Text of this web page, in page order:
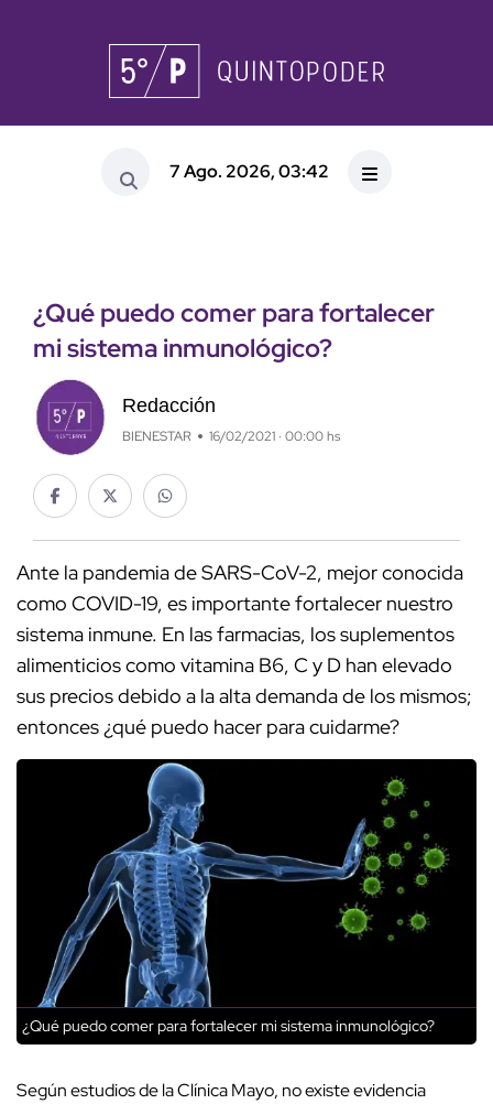
7 Ago. 2026, 03:42
¿Qué puedo comer para fortalecer
mi sistema inmunológico?
Redacción
BIENESTAR 16/02/2021 · 00:00 hs
Ante la pandemia de SARS-CoV-2, mejor conocida
como COVID-19, es importante fortalecer nuestro
sistema inmune. En las farmacias, los suplementos
alimenticios como vitamina B6, C y D han elevado
sus precios debido a la alta demanda de los mismos;
entonces ¿qué puedo hacer para cuidarme?
¿Qué puedo comer para fortalecer mi sistema inmunológico?
Según estudios de la Clínica Mayo, no existe evidencia